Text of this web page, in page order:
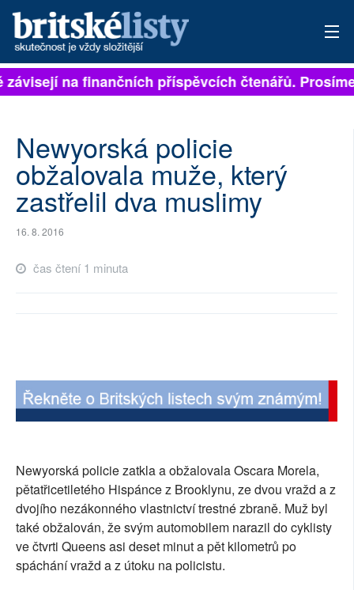
PŘIHLÁSIT
ARCHIV
ROZHOVORY
TÉMATA
NEJČTENĚJŠÍ ZA 7 DNÍ
RUBRIKY
na finančních příspěvcích čtenářů.
Newyorská policie
obžalovala muže, který
zastřelil dva muslimy
16. 8. 2016
čas čtení 1 minuta
Newyorská policie zatkla a obžalovala Oscara Morela,
pětatřicetiletého Hispánce z Brooklynu, ze dvou vražd a z
dvojího nezákonného vlastnictví trestné zbraně. Muž byl
také obžalován, že svým automobilem narazil do cyklisty
ve čtvrti Queens asi deset minut a pět kilometrů po
spáchání vražd a z útoku na policistu.